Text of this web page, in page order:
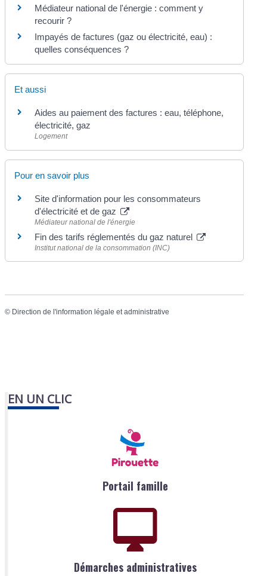
Médiateur national de l'énergie : comment y
recourir ?
Impayés de factures (gaz ou électricité, eau) :
quelles conséquences ?
Et aussi
Aides au paiement des factures : eau, téléphone,
électricité, gaz
Logement
Pour en savoir plus
Site d'information pour les consommateurs
d'électricité et de gaz
Médiateur national de l'énergie
Fin des tarifs réglementés du gaz naturel
Institut national de la consommation (INC)
© Direction de l'information légale et administrative
EN UN CLIC
Portail famille
Démarches administratives